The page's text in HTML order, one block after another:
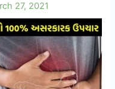
27, 2021